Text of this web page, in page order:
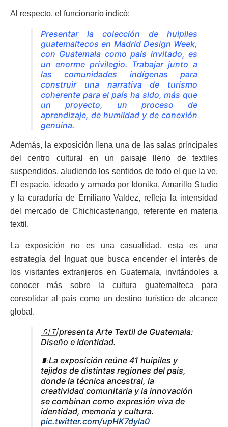
Al respecto, el funcionario indicó:
Presentar la colección de huipiles
guatemaltecos en Madrid Design Week,
con Guatemala como país invitado, es
un enorme privilegio. Trabajar junto a
las comunidades indígenas para
construir una narrativa de turismo
coherente para el país ha sido, más que
un proyecto, un proceso de
aprendizaje, de humildad y de conexión
genuina.
Además, la exposición llena una de las salas principales
del centro cultural en un paisaje lleno de textiles
suspendidos, aludiendo los sentidos de todo el que la ve.
El espacio, ideado y armado por Idonika, Amarillo Studio
y la curaduría de Emiliano Valdez, refleja la intensidad
del mercado de Chichicastenango, referente en materia
textil.
La exposición no es una casualidad, esta es una
estrategia del Inguat que busca encender el interés de
los visitantes extranjeros en Guatemala, invitándoles a
conocer más sobre la cultura guatemalteca para
consolidar al país como un destino turístico de alcance
global.
🇬🇹 presenta Arte Textil de Guatemala:
Diseño e Identidad.
🧵La exposición reúne 41 huipiles y
tejidos de distintas regiones del país,
donde la técnica ancestral, la
creatividad comunitaria y la innovación
se combinan como expresión viva de
identidad, memoria y cultura.
pic.twitter.com/upHK7dyla0